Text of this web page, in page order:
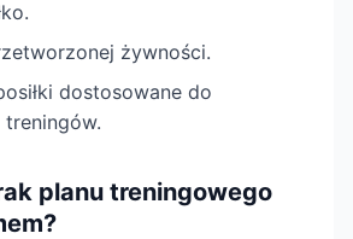
żywności.
dostosowane do
planu treningowego